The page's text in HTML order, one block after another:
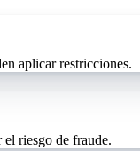
aplicar restricciones.
riesgo de fraude.